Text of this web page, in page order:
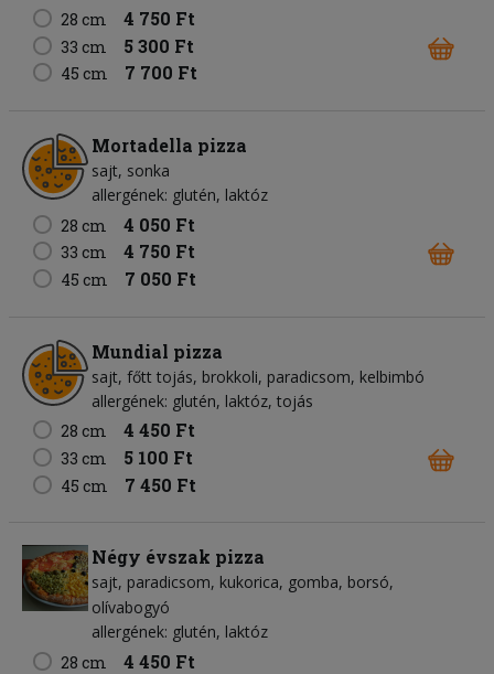
28 cm
4 750 Ft
33 cm 5 300 Ft
45 cm 7 700 Ft
Mortadella pizza
sajt sonka
allergének: glutén, laktóz
28 cm
4 050 Ft
33 cm 4 750 Ft
45 cm 7 050 Ft
Mundial pizza
sajt főtt tojás brokkoli paradicsom kelbimbó
allergének: glutén, laktóz, tojás
28 cm
4 450 Ft
33 cm 5 100 Ft
45 cm 7 450 Ft
Négy évszak pizza
sajt paradicsom kukorica gomba borsó
olívabogyó
allergének: glutén, laktóz
28 cm
4 450 Ft